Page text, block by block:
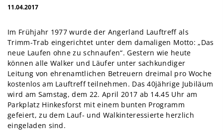
11.04.2017
Im Frühjahr 1977 wurde der Angerland Lauftreff als
Trimm-Trab eingerichtet unter dem damaligen Motto: „Das
neue Laufen ohne zu schnaufen“. Gestern wie heute
können alle Walker und Läufer unter sachkundiger
Leitung von ehrenamtlichen Betreuern dreimal pro Woche
kostenlos am Lauftreff teilnehmen. Das 40jährige Jubiläum
wird am Samstag, dem 22. April 2017 ab 14.45 Uhr am
Parkplatz Hinkesforst mit einem bunten Programm
gefeiert, zu dem Lauf- und Walkinteressierte herzlich
eingeladen sind.